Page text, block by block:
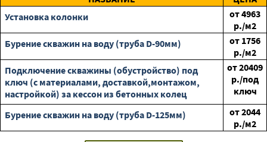
Установка колонки
от4963
р./м2
Бурение скважин на воду (труба D-90мм)
от 1756
р./м2
Подключение скважины (обустройство) под
ключ (с материалами, доставкой,монтажом,
настройкой) за кессон из бетонных колец
от20409
р./под
ключ
Бурение скважин на воду (труба D-125мм)
от2044
р./м2